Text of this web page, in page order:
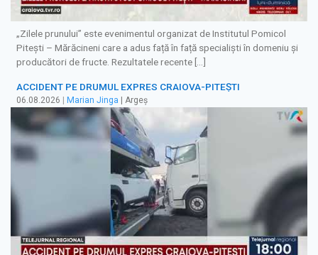
„Zilele prunului” este evenimentul organizat de Institutul Pomicol
Pitești – Mărăcineni care a adus față în față specialiști în domeniu și
producători de fructe. Rezultatele recente […]
ACCIDENT PE DRUMUL EXPRES CRAIOVA-PITEȘTI
06.08.2026 Marian Jinga | Argeș